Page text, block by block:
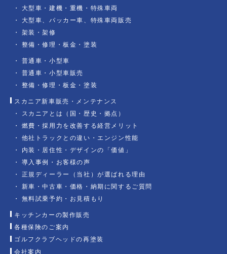
大型車・建機・重機・特殊車両
大型車、パッカー車、特殊車両販売
架装・架修
整備・修理・板金・塗装
普通車・小型車
普通車・小型車販売
整備・修理・板金・塗装
スカニア新車販売・メンテナンス
スカニアとは（国・歴史・拠点）
燃費・採用力を改善する経営メリット
他社トラックとの違い・エンジン性能
内装・居住性・デザインの「価値」
導入事例・お客様の声
正規ディーラー（当社）が選ばれる理由
新車・中古車・価格・納期に関するご質問
無料試乗予約・お見積もり
キッチンカーの製作販売
各種保険のご案内
ゴルフクラブヘッドの再塗装
会社案内